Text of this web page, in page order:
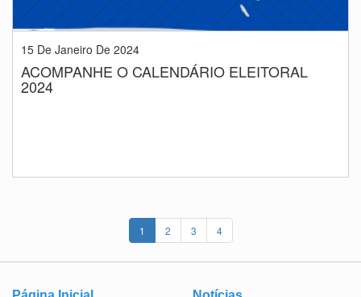
15 De Janeiro De 2024
ACOMPANHE O CALENDÁRIO ELEITORAL
2024
1 2 3 4